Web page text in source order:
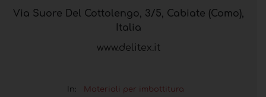
Via Suore Del Cottolengo, 3/5, Cabiate (Como),
Italia
www.delitex.it
In:
Materiali per imbottitura